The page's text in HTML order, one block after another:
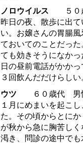
ノロウイルス ５０
昨日の夜、散歩に出
い。お嬢さんの胃腸
ておいてのことだっ
ても効きそうになか
日の昼前電話がかか
３回飲んだだけらし
ウツ
６０歳代 男
１月にめまいを起こ
た。その頃からとに
が秋から急に胸苦し
渇き、問診の途中で